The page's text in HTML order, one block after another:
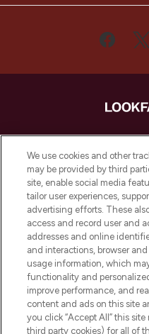
Beauty-
Produkten aus
sowie
renommierten
oder über die
Lieferung ab
Do Not Sell
HILFE &
We use cookies and other
may be provided by third
site, enable social media
tailor user experiences,
advertising efforts. These
access and record user and
addresses and online
and interactions, browser
usage information, which
functionality and
improve performance, and
content and ads on this site
you click “Accept All” this
third party cookies) for all of